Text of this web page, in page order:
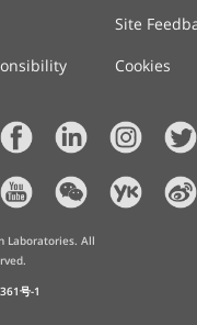
Site
Cookies
Laboratories. All
号-1